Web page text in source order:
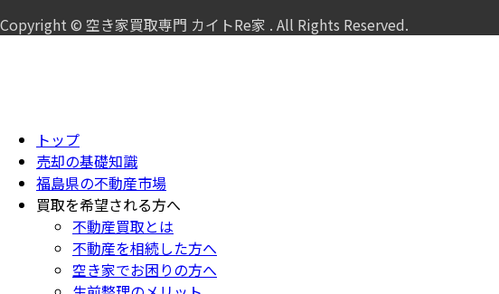
Copyright © 空き家買取専門 カイトRe家 . All Rights Reserved.
トップ
売却の基礎知識
福島県の不動産市場
買取を希望される方へ
不動産買取とは
不動産を相続した方へ
空き家でお困りの方へ